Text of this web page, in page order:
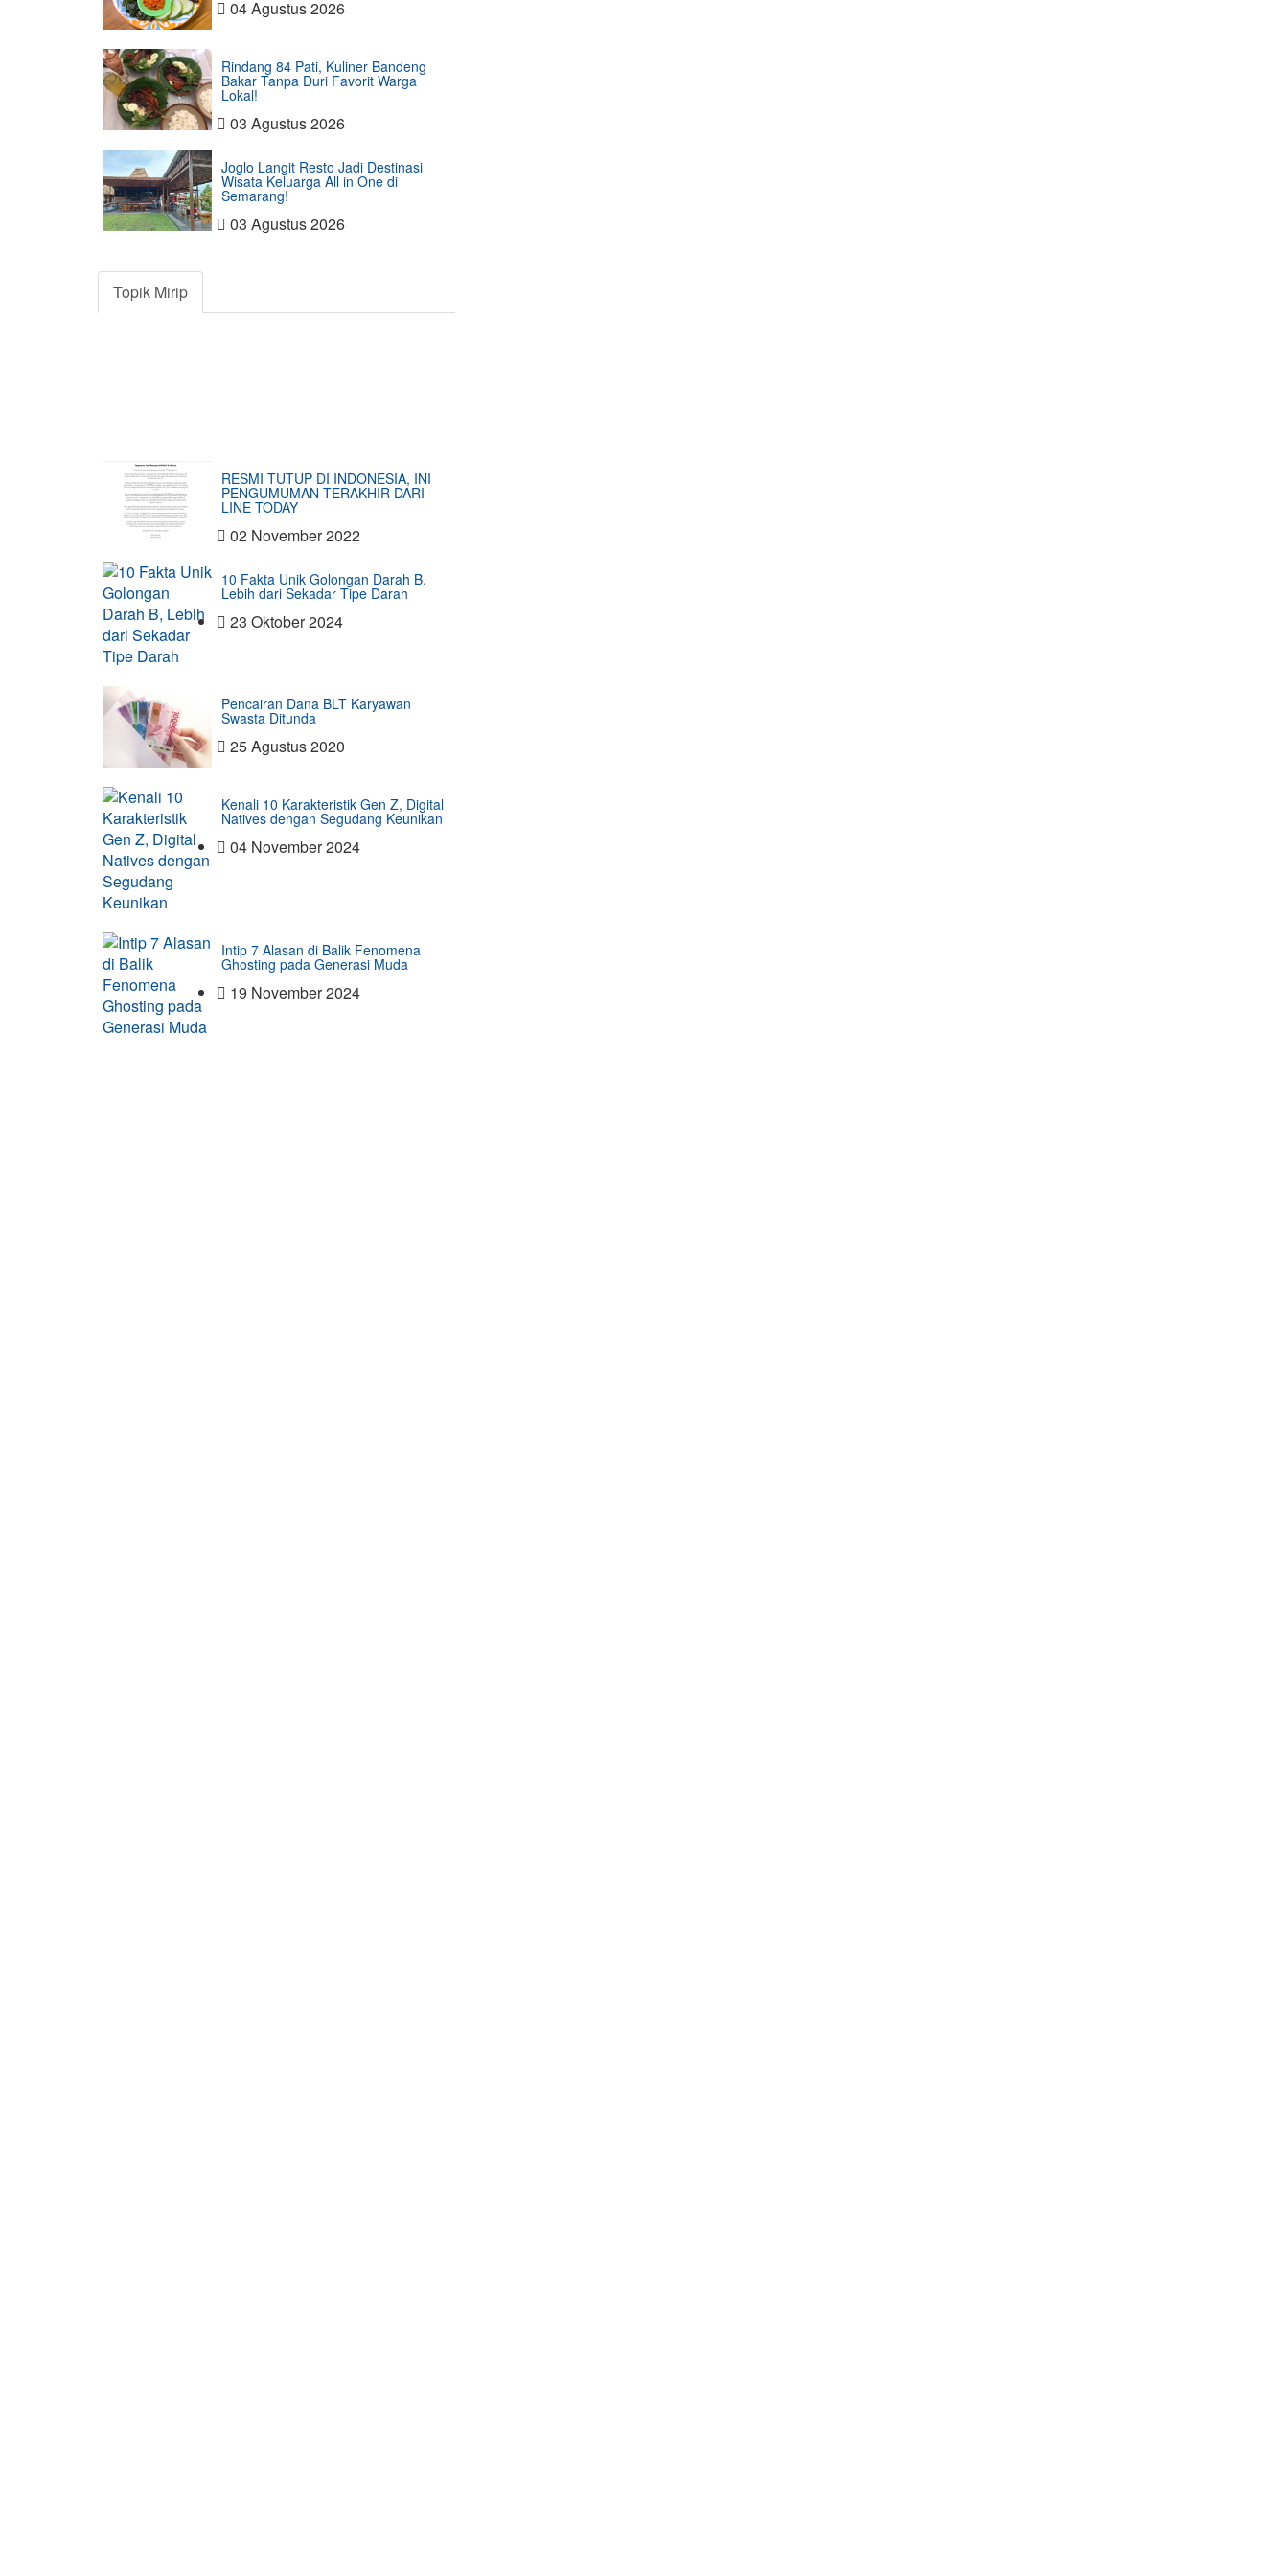
04 Agustus 2026
Rindang 84 Pati, Kuliner Bandeng
Bakar Tanpa Duri Favorit Warga
Lokal!
03 Agustus 2026
Joglo Langit Resto Jadi Destinasi
Wisata Keluarga All in One di
Semarang!
03 Agustus 2026
Topik Mirip
RESMI TUTUP DI INDONESIA, INI
PENGUMUMAN TERAKHIR DARI
LINE TODAY
02 November 2022
10 Fakta Unik Golongan Darah B,
Lebih dari Sekadar Tipe Darah
23 Oktober 2024
Pencairan Dana BLT Karyawan
Swasta Ditunda
25 Agustus 2020
Kenali 10 Karakteristik Gen Z, Digital
Natives dengan Segudang Keunikan
04 November 2024
Intip 7 Alasan di Balik Fenomena
Ghosting pada Generasi Muda
19 November 2024